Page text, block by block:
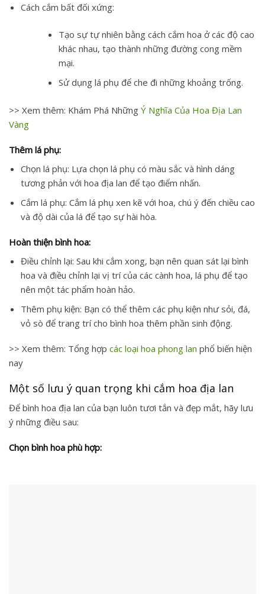
Cách cắm bất đối xứng:
Tạo sự tự nhiên bằng cách cắm hoa ở các độ cao
khác nhau, tạo thành những đường cong mềm
mại.
Sử dụng lá phụ để che đi những khoảng trống.
>> Xem thêm: Khám Phá Những Ý Nghĩa Của Hoa Địa Lan
Vàng
Thêm lá phụ:
Chọn lá phụ: Lựa chọn lá phụ có màu sắc và hình dáng
tương phản với hoa địa lan để tạo điểm nhấn.
Cắm lá phụ: Cắm lá phụ xen kẽ với hoa, chú ý đến chiều cao
và độ dài của lá để tạo sự hài hòa.
Hoàn thiện bình hoa:
Điều chỉnh lại: Sau khi cắm xong, bạn nên quan sát lại bình
hoa và điều chỉnh lại vị trí của các cành hoa, lá phụ để tạo
nên một tác phẩm hoàn hảo.
Thêm phụ kiện: Bạn có thể thêm các phụ kiện như sỏi, đá,
vỏ sò để trang trí cho bình hoa thêm phần sinh động.
>> Xem thêm: Tổng hợp các loại hoa phong lan ​ phổ biến hiện
nay
Một số lưu ý quan trọng khi cắm hoa địa lan
Để bình hoa địa lan của bạn luôn tươi tắn và đẹp mắt, hãy lưu
ý những điều sau:
Chọn bình hoa phù hợp: